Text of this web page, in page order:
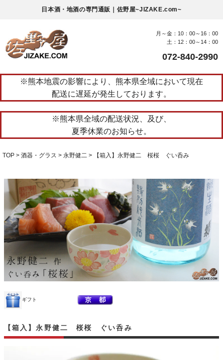
日本酒・地酒の専門通販｜佐野屋~JIZAKE.com~
月～金：10：00～16：00
土：12：00～14：00
072-840-2990
※熊本地震の影響により、熊本県全域において現在
配送に遅延が発生しております。
※熊本県全域の配送状況、及び、
夏季休業のお知らせ。
TOP 酒器・グラス 永野健二 【箱入】永野健二 桜桜 ぐい呑み
ギフト
【箱入】永野健二 桜桜 ぐい呑み